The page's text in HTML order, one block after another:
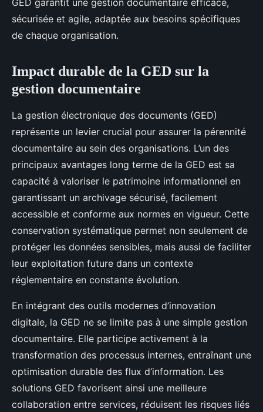
GED garantit une gestion documentaire efficace,
sécurisée et agile, adaptée aux besoins spécifiques
de chaque organisation.
Impact durable de la GED sur la
gestion documentaire
La gestion électronique des documents (GED)
représente un levier crucial pour assurer la pérennité
documentaire au sein des organisations. L’un des
principaux avantages long terme de la GED est sa
capacité à valoriser le patrimoine informationnel en
garantissant un archivage sécurisé, facilement
accessible et conforme aux normes en vigueur. Cette
conservation systématique permet non seulement de
protéger les données sensibles, mais aussi de faciliter
leur exploitation future dans un contexte
réglementaire en constante évolution.
En intégrant des outils modernes d’innovation
digitale, la GED ne se limite pas à une simple gestion
documentaire. Elle participe activement à la
transformation des processus internes, entraînant une
optimisation durable des flux d’information. Les
solutions GED favorisent ainsi une meilleure
collaboration entre services, réduisent les risques liés